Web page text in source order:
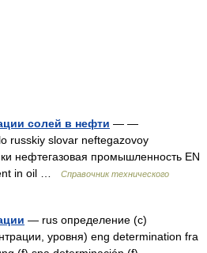
солей в нефти — —
russkiy slovar neftegazovoy
нефтегазовая промышленность EN
in oil …
Справочник технического
— rus определение (с)
уровня) eng determination fra